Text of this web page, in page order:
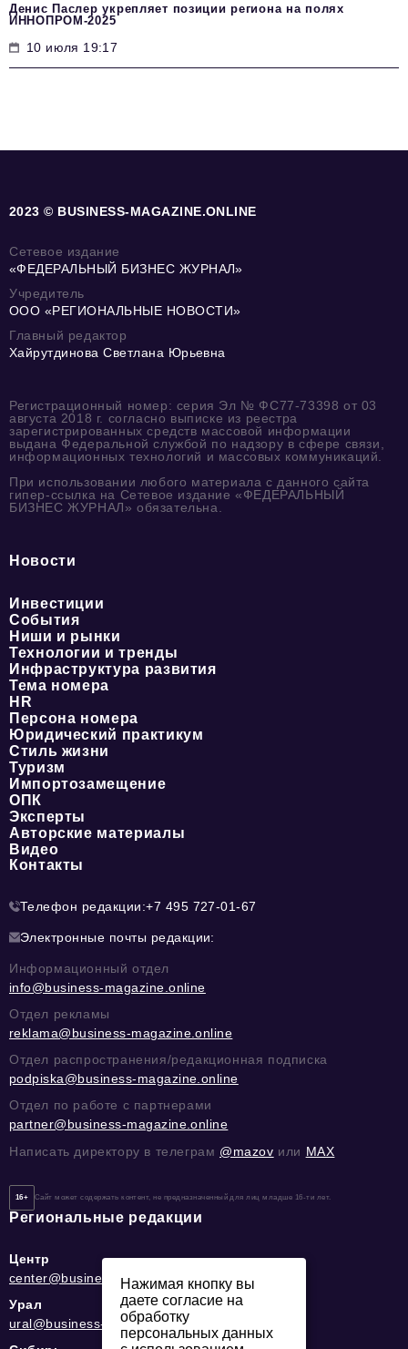
Денис Паслер укрепляет позиции региона на полях
ИННОПРОМ-2025
10 июля 19:17
2023 © BUSINESS-MAGAZINE.ONLINE
Сетевое издание
«ФЕДЕРАЛЬНЫЙ БИЗНЕС ЖУРНАЛ»
Учредитель
ООО «РЕГИОНАЛЬНЫЕ НОВОСТИ»
Главный редактор
Хайрутдинова Светлана Юрьевна
Регистрационный номер: серия Эл № ФС77-73398 от 03
августа 2018 г. согласно выписке из реестра
зарегистрированных средств массовой информации
выдана Федеральной службой по надзору в сфере связи,
информационных технологий и массовых коммуникаций.
При использовании любого материала с данного сайта
гипер-ссылка на Сетевое издание «ФЕДЕРАЛЬНЫЙ
БИЗНЕС ЖУРНАЛ» обязательна.
Новости
Инвестиции
События
Ниши и рынки
Технологии и тренды
Инфраструктура развития
Тема номера
HR
Персона номера
Юридический практикум
Стиль жизни
Туризм
Импортозамещение
ОПК
Эксперты
Авторские материалы
Видео
Контакты
Телефон редакции:+7 495 727-01-67
Электронные почты редакции:
Информационный отдел
info@business-magazine.online
Отдел рекламы
reklama@business-magazine.online
Отдел распространения/редакционная подписка
podpiska@business-magazine.online
Отдел по работе с партнерами
partner@business-magazine.online
Написать директору в телеграм @mazov или MAX
16+ Сайт может содержать контент, не предназначенный для лиц младше 16-ти лет.
Региональные редакции
Центр
center@business-magazine.online
Урал
ural@business-magazine.online
Нажимая кнопку вы
даете согласие на
обработку
персональных данных